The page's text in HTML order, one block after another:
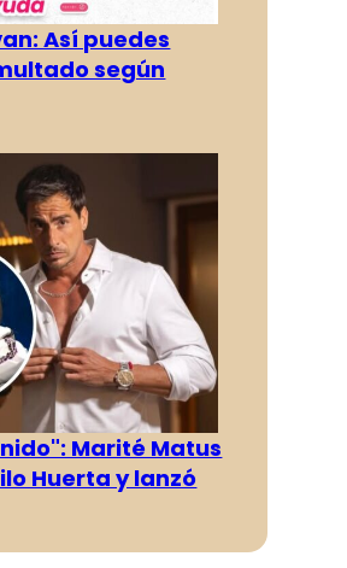
Así puedes
según
Marité Matus
Huerta y lanzó